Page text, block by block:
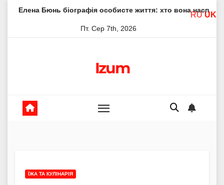
біографія особисте життя: хто вона насправді
Пт. Сер 7th, 2026
Izum
ЇЖА ТА КУЛІНАРІЯ
RU UK